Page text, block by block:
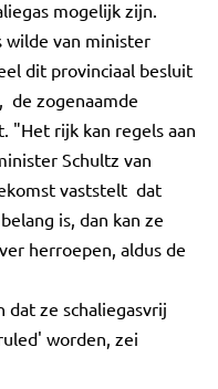
mogelijk zijn.
wilde van minister
dit provinciaal besluit
de zogenaamde
"Het rijk kan regels aan
Schultz van
vaststelt dat
is, dan kan ze
herroepen, aldus de
dat ze schaliegasvrij
worden, zei